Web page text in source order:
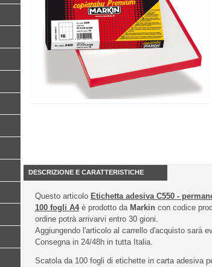
DESCRIZIONE E CARATTERISTICHE
Questo articolo Etichetta adesiva C550 -
100 fogli A4è prodotto da Markincon codice
ordine potrà arrivarvi entro 30 gioni.
Aggiungendo l'articolo al carrello d'acquisto sarà
Consegna in 24/48h in tutta Italia.
Scatola da 100 fogli di etichette in carta adesiva